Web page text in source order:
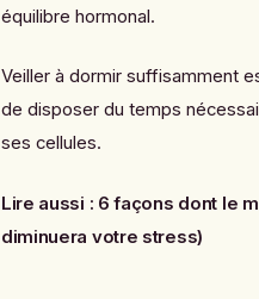
équilibre hormonal.
Veiller à dormir suffisamment
de disposer du temps
ses cellules.
Lire aussi : 6 façons dont le
diminuera votre stress)